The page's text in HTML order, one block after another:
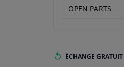
OPEN PARTS
ÉCHANGE GRATUIT